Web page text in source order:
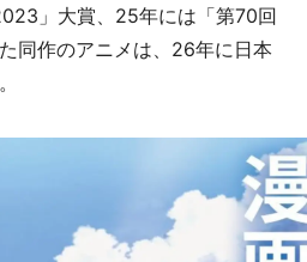
」大賞、25年には「第70回
同作のアニメは、26年に日本